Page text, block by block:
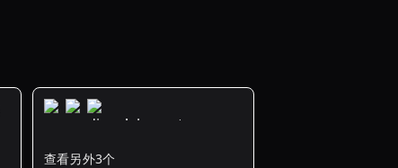
查看另外3个